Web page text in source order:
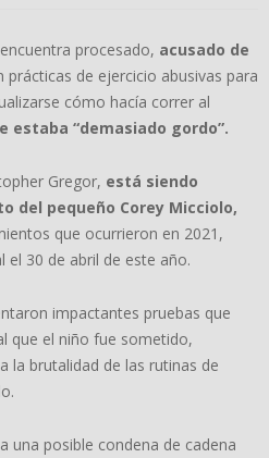
procesado, acusado de
prácticas de ejercicio abusivas para
cómo hacía correr al
estaba “demasiado gordo”.
Gregor, está siendo
del pequeño Corey Micciolo,
que ocurrieron en 2021,
30 de abril de este año.
impactantes pruebas que
que el niño fue sometido,
la brutalidad de las rutinas de
una posible condena de cadena